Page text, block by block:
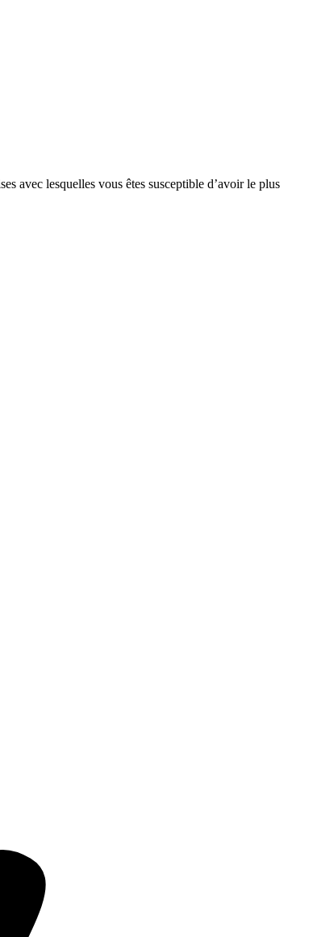
avec lesquelles vous êtes susceptible d’avoir le plus